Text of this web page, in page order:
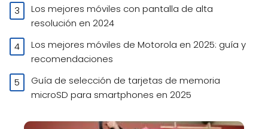
Los mejores móviles con pantalla de alta
resolución en 2024
Los mejores móviles de Motorola en 2025: guía y
recomendaciones
Guía de selección de tarjetas de memoria
microSD para smartphones en 2025